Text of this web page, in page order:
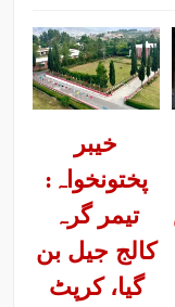
خیبر
پختونخواہ:
تیمر گرہ
کالج جیل بن
گیا، کرپٹ